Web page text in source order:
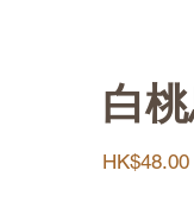
白
HK$48.00